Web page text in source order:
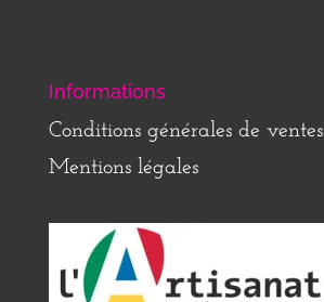
Informations
Conditions générales de ventes
Mentions légales